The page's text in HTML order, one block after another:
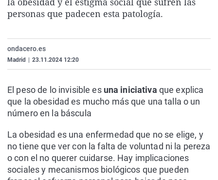
La rosa de los vientos
Como el perro y el
Caso
Equipo de
Extremadura
La Rioja
Virales
Elecciones
personas que padecen esta patología.
ondacero.es
Madrid 23.11.2024 12:20
El peso de lo invisible esuna iniciativa que explica
que la obesidad es mucho más que una talla o un
número en la báscula
La obesidad es una enfermedad que no se elige, y
no tiene que ver con la falta de voluntad ni la pereza
o con el no querer cuidarse. Hay implicaciones
sociales y mecanismos biológicos que pueden